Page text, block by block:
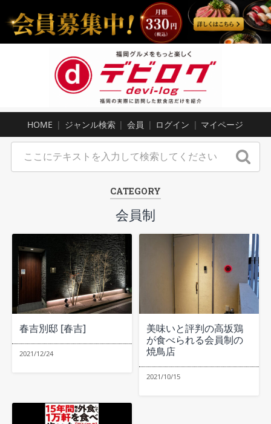
HOME ジャンル検索 会員 ログイン マイページ
CATEGORY
会員制
春吉別邸 [春吉]
2021/12/24
美味いと評判の高坂鶏
が食べられる会員制の
焼鳥店
2021/10/15